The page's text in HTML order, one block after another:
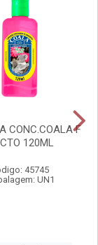
CONC.COALA F
120ML
45745
UN1